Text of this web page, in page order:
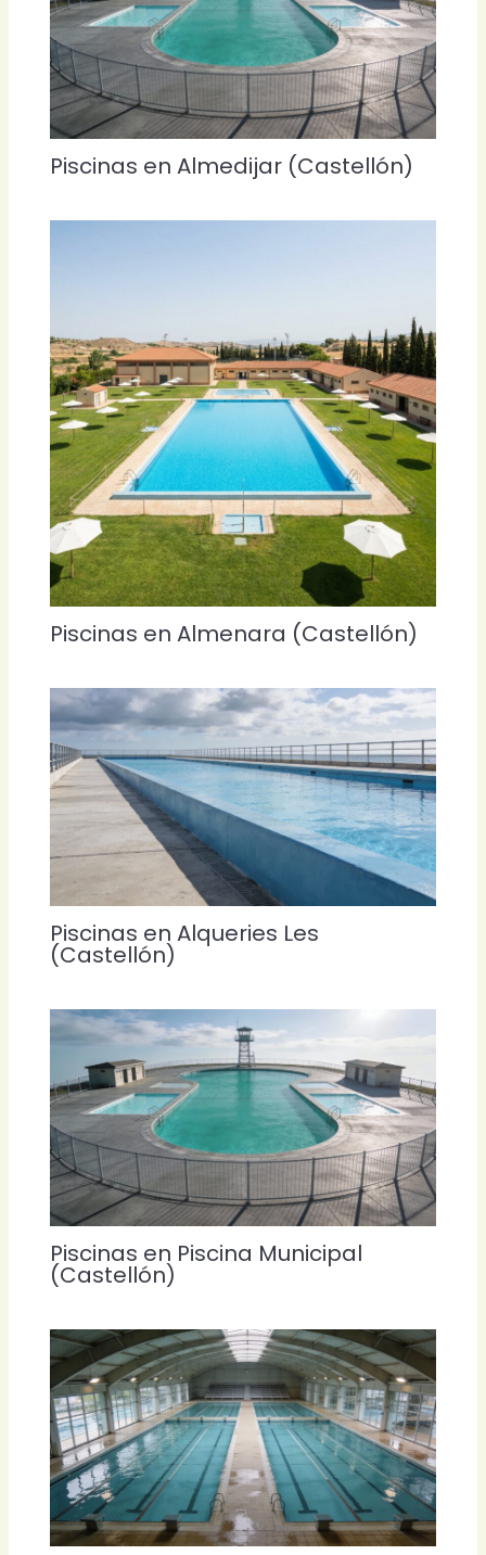
Piscinas en Almedijar (Castellón)
Piscinas en Almenara (Castellón)
Piscinas en Alqueries Les
(Castellón)
Piscinas en Piscina Municipal
(Castellón)